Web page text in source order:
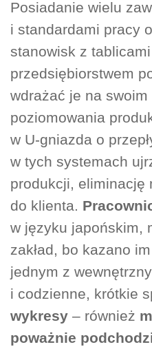
Posiadanie wielu
i standardami pracy
stanowisk z
przedsiębiorstwem
wdrażać je na
poziomowania
w U-gniazda o
w tych systemach
produkcji, eliminację
do klienta.
w języku japońskim,
zakład, bo kazano
jednym z
i codzienne, krótkie
wykresy – również
poważnie